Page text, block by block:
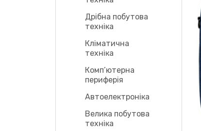
Дрібна побутова
техніка
Кліматична
техніка
Комп’ютерна
периферія
Автоелектроніка
Велика побутова
техніка